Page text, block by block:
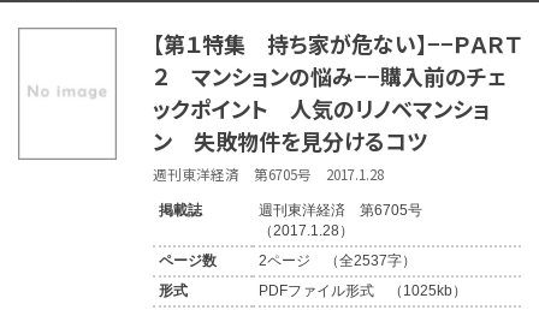
【第１特集 持ち家が危ない】−−ＰＡＲＴ
２ マンションの悩み−−購入前のチェ
ックポイント 人気のリノベマンショ
ン 失敗物件を見分けるコツ
週刊東洋経済 第6705号 2017.1.28
掲載誌
週刊東洋経済 第6705号
（2017.1.28）
ページ数
2ページ （全2537字）
形式
PDFファイル形式 （1025kb）